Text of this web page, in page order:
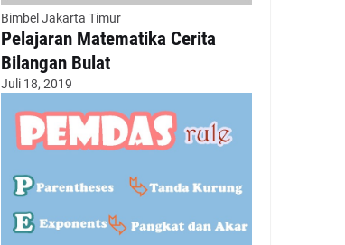
Bimbel Jakarta Timur
Pelajaran Matematika Cerita
Bilangan Bulat
Juli 18, 2019